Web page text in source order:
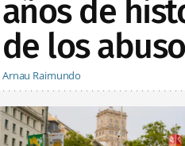
años de
de los
Arnau Raimundo